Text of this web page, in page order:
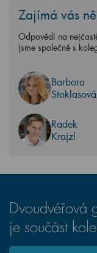
Zajímá vás
Odpovědi na
jsme společně s
Barbora
Stoklasová
Radek
Krajzl
je součást